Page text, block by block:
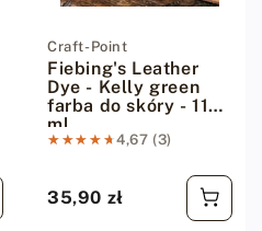
Dostawca:
Craft-Point
Fiebing's Leather
Dye - Kelly green
farba do skóry - 118
ml
★★★★★
★★★★★4,67 (3)
Cena regularna
35,90 zł